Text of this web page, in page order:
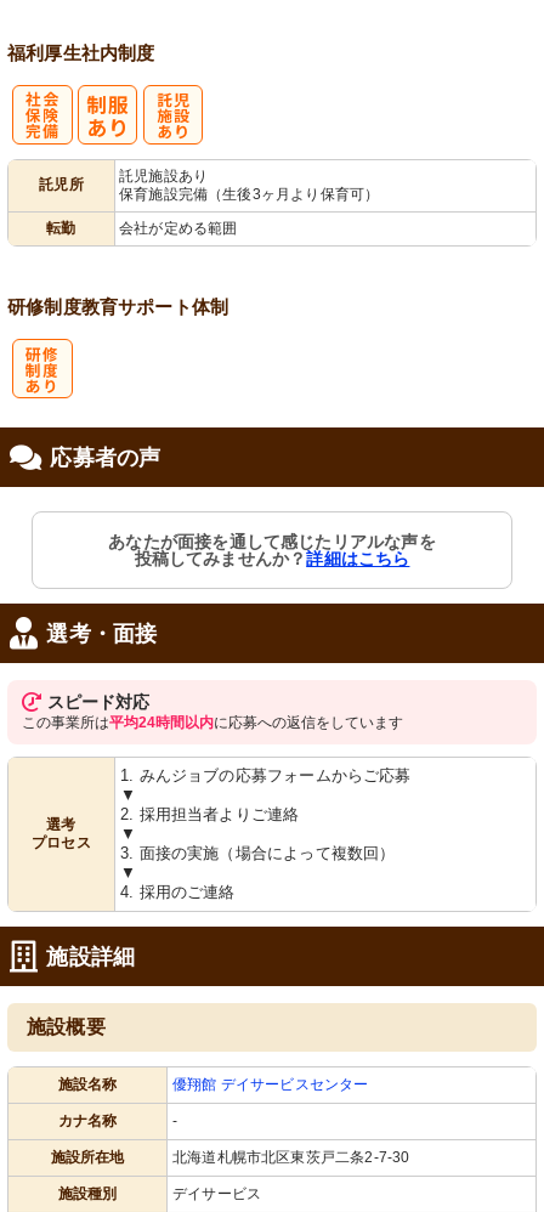
福利厚生社内制度
託児所
託児施設あり
保育施設完備（生後3ヶ月より保育可）
転勤
会社が定める範囲
研修制度教育サポート体制
応募者の声
あなたが面接を通して感じたリアルな声を
投稿してみませんか？詳細はこちら
選考・面接
スピード対応
この事業所は平均24時間以内に応募への返信をしています
選考
プロセス
1. みんジョブの応募フォームからご応募
▼
2. 採用担当者よりご連絡
▼
3. 面接の実施（場合によって複数回）
▼
4. 採用のご連絡
施設詳細
施設概要
施設名称 優翔館 デイサービスセンター
カナ名称 -
施設所在地 北海道札幌市北区東茨戸二条2-7-30
施設種別 デイサービス